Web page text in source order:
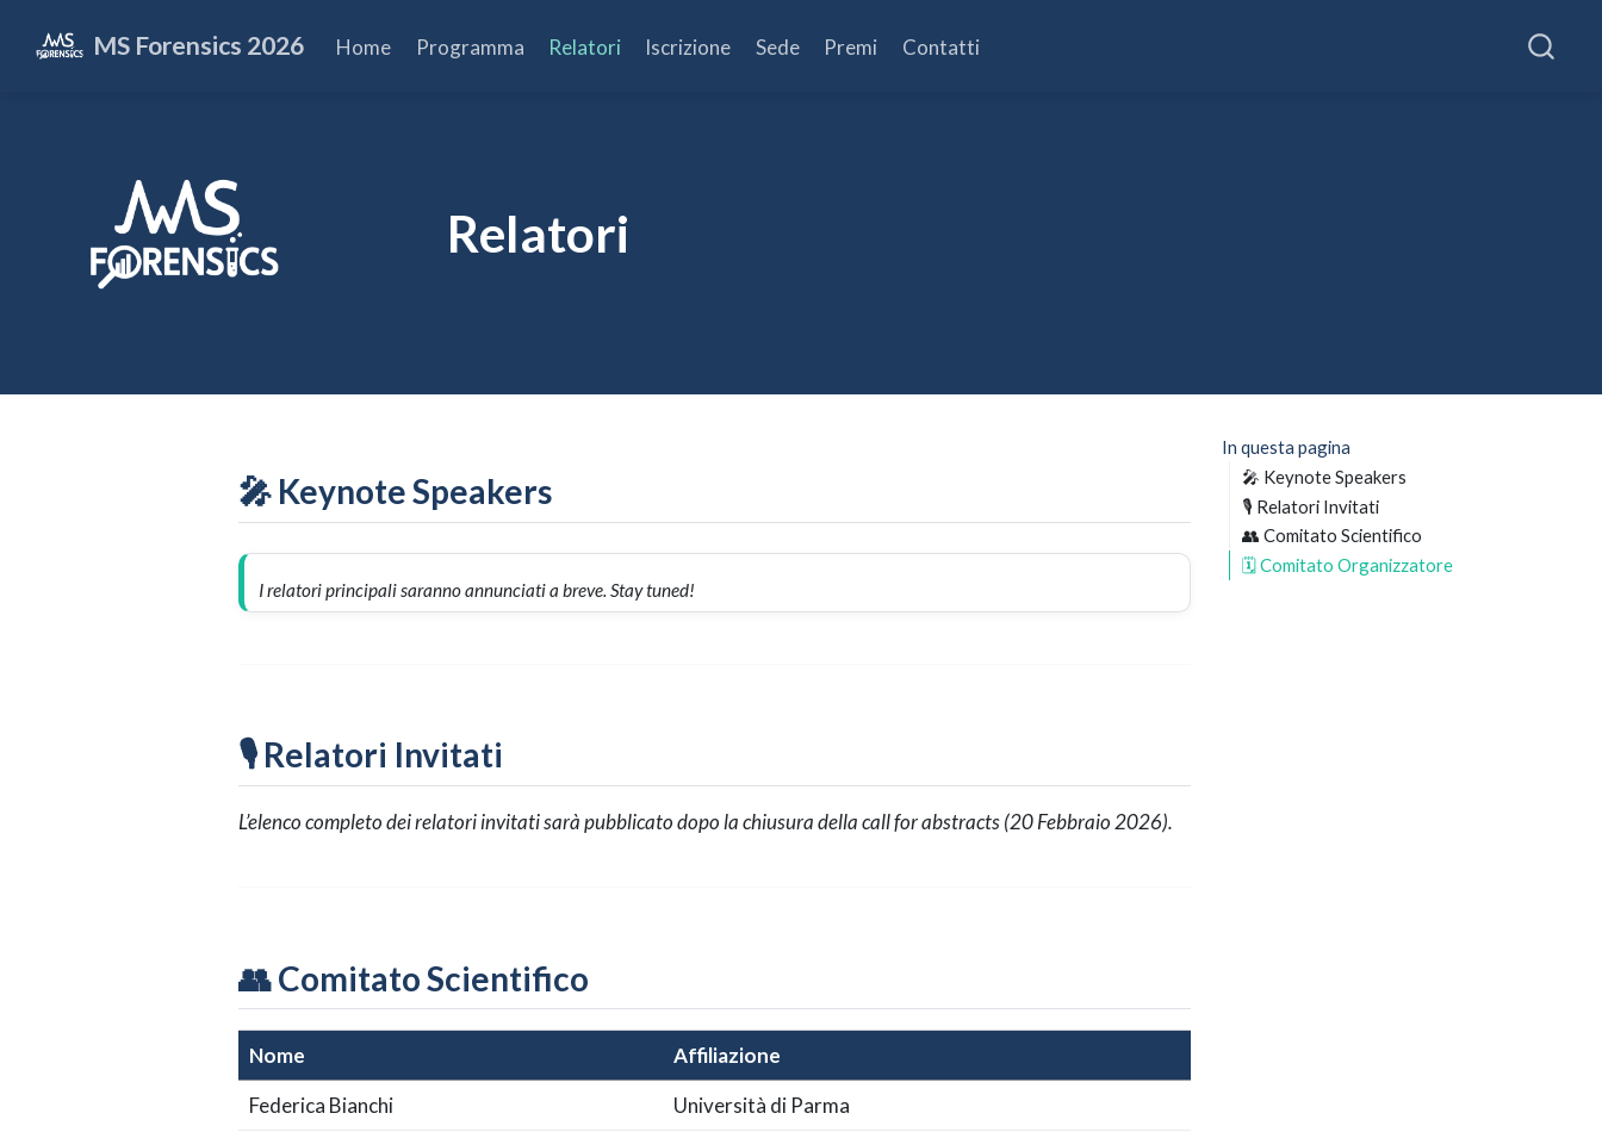
MS Forensics 2026 Home Programma Relatori Iscrizione Sede Premi Contatti
Relatori
In questa pagina
🎤 Keynote Speakers
🎙️ Relatori Invitati
👥 Comitato Scientifico
🗓️ Comitato Organizzatore
🎤 Keynote Speakers
I relatori principali saranno annunciati a breve. Stay tuned!
🎙️ Relatori Invitati
L’elenco completo dei relatori invitati sarà pubblicato dopo la chiusura della call for abstracts (20 Febbraio 2026).
👥 Comitato Scientifico
Nome
Affiliazione
Federica Bianchi
Università di Parma